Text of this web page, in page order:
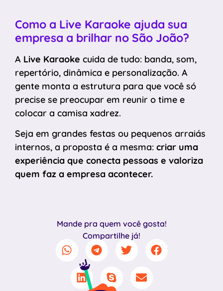
Como a Live Karaoke ajuda sua
empresa a brilhar no São João?
A Live Karaoke cuida de tudo: banda, som,
repertório, dinâmica e personalização. A
gente monta a estrutura para que você só
precise se preocupar em reunir o time e
colocar a camisa xadrez.
Seja em grandes festas ou pequenos arraiás
internos, a proposta é a mesma: criar uma
experiência que conecta pessoas e valoriza
quem faz a empresa acontecer.
Mande pra quem você gosta!
Compartilhe já!